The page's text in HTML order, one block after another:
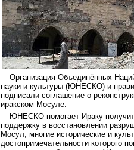
Организация Объединённых
науки и культуры (ЮНЕСКО) и
подписали соглашение о
иракском Мосуле.
ЮНЕСКО помогает Ираку
поддержку в восстановлении
Мосул, многие исторические и
достопримечательности которого